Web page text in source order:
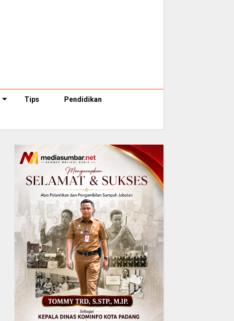
Tips Pendidikan